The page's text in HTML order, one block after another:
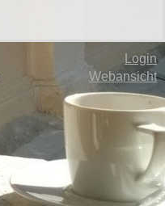
Login
Webansicht